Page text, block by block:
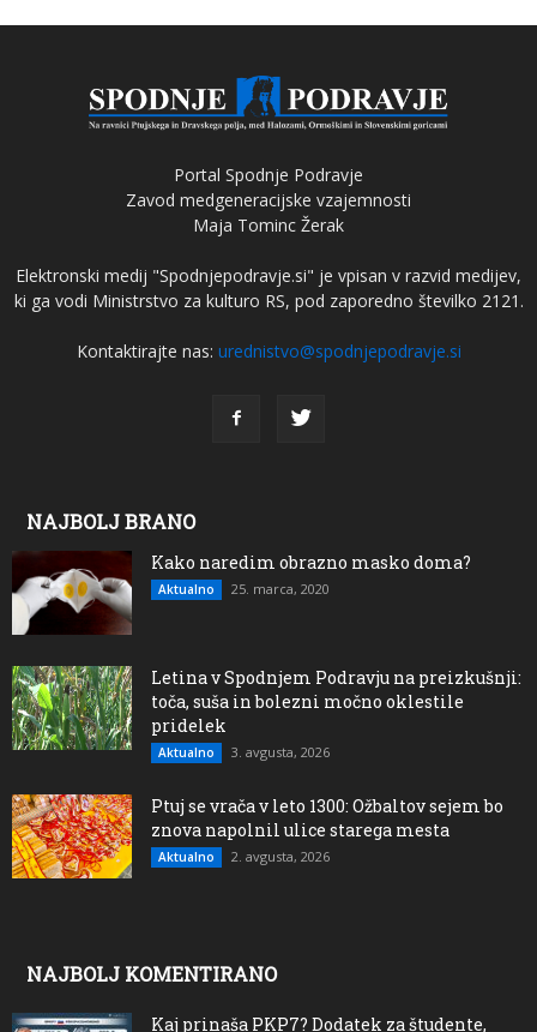
Portal Spodnje Podravje
Zavod medgeneracijske vzajemnosti
Maja Tominc Žerak
Elektronski medij "Spodnjepodravje.si" je vpisan v razvid medijev,
ki ga vodi Ministrstvo za kulturo RS, pod zaporedno številko 2121.
Kontaktirajte nas: urednistvo@spodnjepodravje.si
NAJBOLJ BRANO
Kako naredim obrazno masko doma?
Aktualno 25. marca, 2020
Letina v Spodnjem Podravju na preizkušnji:
toča, suša in bolezni močno oklestile
pridelek
Aktualno 3. avgusta, 2026
Ptuj se vrača v leto 1300: Ožbaltov sejem bo
znova napolnil ulice starega mesta
Aktualno 2. avgusta, 2026
NAJBOLJ KOMENTIRANO
Kaj prinaša PKP7? Dodatek za študente,